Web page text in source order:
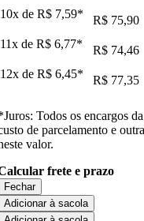
10x de R$ 7,59*
R$ 75,90
11x de R$ 6,77*
R$ 74,46
12x de R$ 6,45* R$ 77,35
Todos os encargos
de parcelamento e
valor.
frete e prazo
Fechar
Adicionar à sacola